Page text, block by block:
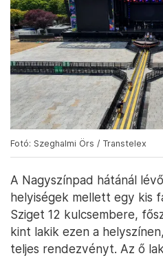
Fotó: Szeghalmi Örs / Transtelex
A Nagyszínpad hátánál
helyiségek mellett egy kis
Sziget 12 kulcsembere,
kint lakik ezen a
teljes rendezvényt. Az ő